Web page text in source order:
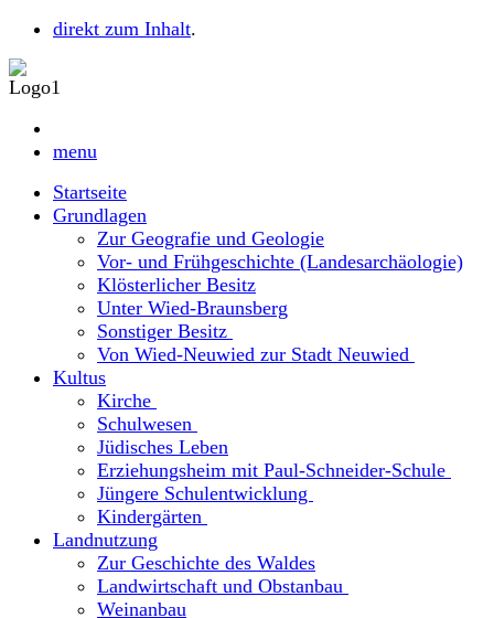
direkt zum Inhalt.
menu
Startseite
Grundlagen
Zur Geografie und Geologie
Vor- und Frühgeschichte (Landesarchäologie)
Klösterlicher Besitz
Unter Wied-Braunsberg
Sonstiger Besitz
Von Wied-Neuwied zur Stadt Neuwied
Kultus
Kirche
Schulwesen
Jüdisches Leben
Erziehungsheim mit Paul-Schneider-Schule
Jüngere Schulentwicklung
Kindergärten
Landnutzung
Zur Geschichte des Waldes
Landwirtschaft und Obstanbau
Weinanbau